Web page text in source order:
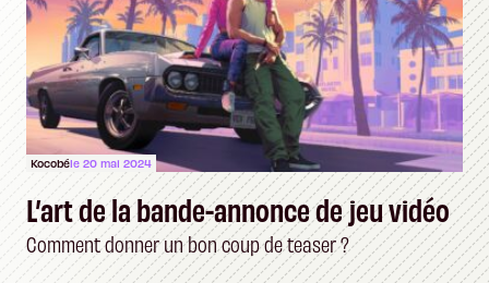
Kocobéle 20 mai 2024
L’art de la bande-annonce de jeu vidéo
Comment donner un bon coup de teaser ?